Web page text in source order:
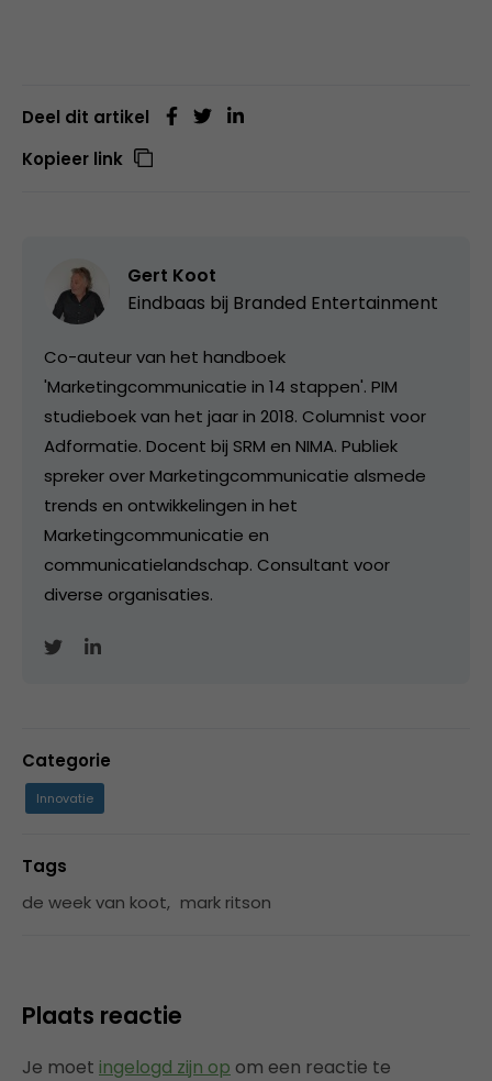
Deel dit artikel
Kopieer link
Gert Koot
Eindbaas bij Branded Entertainment
Co-auteur van het handboek
'Marketingcommunicatie in 14 stappen'. PIM
studieboek van het jaar in 2018. Columnist voor
Adformatie. Docent bij SRM en NIMA. Publiek
spreker over Marketingcommunicatie alsmede
trends en ontwikkelingen in het
Marketingcommunicatie en
communicatielandschap. Consultant voor
diverse organisaties.
Categorie
Innovatie
Tags
de week van koot, mark ritson
Plaats reactie
Je moet ingelogd zijn op om een reactie te